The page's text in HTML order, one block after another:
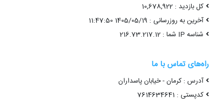
کل بازدید : 10,678,922
آخرین به روزرسانی : 1405/05/19 11:47:50
شناسه IP شما : 216.73.217.12
راه‌های تماس با ما
آدرس : کرمان - خیابان پاسداران
کدپستی : 7614634641